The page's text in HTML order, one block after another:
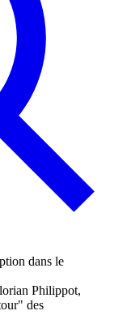
Philippot,
des